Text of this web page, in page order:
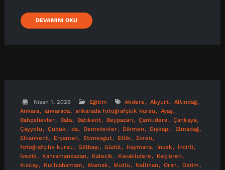
DEVAMINI OKU
Nisan 1, 2026 Eğitim Akdere Akyurt
Altındağ
Ankara
ankarada ankarada fotoğrafçılık kursu
Ayaş
Bahçelievler
Bala Batıkent Beypazarı Çamlıdere
Çankaya
Çayyolu
Çubuk da Demetevler Dikmen Dışkapı
Elmadağ
Elvankent
Eryaman Etimesgut Etlik
Evren
fotoğrafçılık kursu
Gölbaşı Güdül Haymana İncek
İncirli
İvedik
Kahramankazan Kalecik Kavaklıdere
Keçiören
Kızılay
Kızılcahamam Mamak Mutlu Nallıhan Oran
Ostim